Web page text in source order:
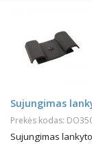
Sujungimas
Prekės kodas:
Sujungimas